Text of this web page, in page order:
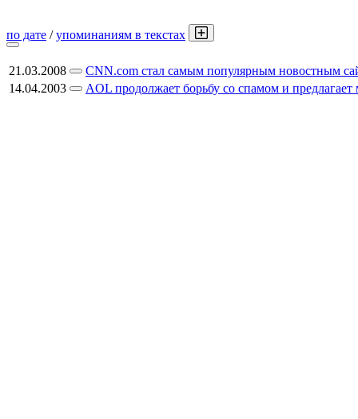
по дате /упоминаниям в текстах
21.03.2008
CNN.com стал самым популярным новостным
14.04.2003
AOL продолжает борьбу со спамом и